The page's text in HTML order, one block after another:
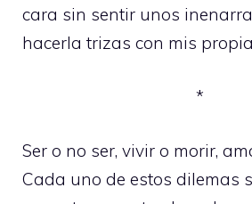
cara sin sentir unos
hacerla trizas con mis
*
Ser o no ser, vivir o morir,
Cada uno de estos dilemas